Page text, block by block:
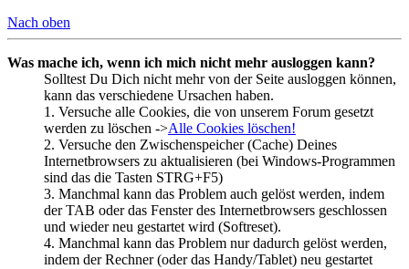
Nach oben
Was mache ich, wenn ich mich nicht mehr ausloggen kann?
Solltest Du Dich nicht mehr von der Seite ausloggen können,
kann das verschiedene Ursachen haben.
1. Versuche alle Cookies, die von unserem Forum gesetzt
werden zu löschen ->Alle Cookies löschen!
2. Versuche den Zwischenspeicher (Cache) Deines
Internetbrowsers zu aktualisieren (bei Windows-Programmen
sind das die Tasten STRG+F5)
3. Manchmal kann das Problem auch gelöst werden, indem
der TAB oder das Fenster des Internetbrowsers geschlossen
und wieder neu gestartet wird (Softreset).
4. Manchmal kann das Problem nur dadurch gelöst werden,
indem der Rechner (oder das Handy/Tablet) neu gestartet